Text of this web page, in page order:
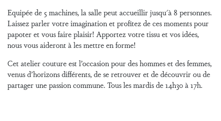
Equipée de 5 machines, la salle peut accueillir jusqu'à 8 personnes.
Laissez parler votre imagination et profitez de ces moments pour
papoter et vous faire plaisir! Apportez votre tissu et vos idées,
nous vous aideront à les mettre en forme!
Cet atelier couture est l’occasion pour des hommes et des femmes,
venus d’horizons différents, de se retrouver et de découvrir ou de
partager une passion commune. Tous les mardis de 14h30 à 17h.